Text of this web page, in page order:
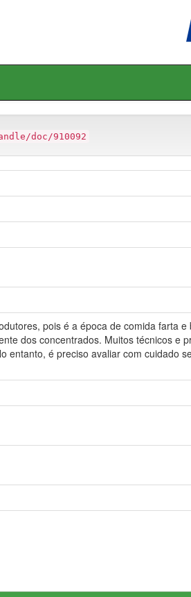
doc/910092
pois é a época de comida farta e
dos concentrados. Muitos técnicos e
entanto, é preciso avaliar com cuidado